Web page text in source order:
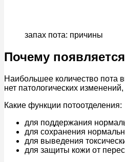
запах пота: причины
Почему
Наибольшее количество пота
нет патологических
Какие функции потоотделения:
для поддержания
для сохранения
для выведения
для защиты кожи от